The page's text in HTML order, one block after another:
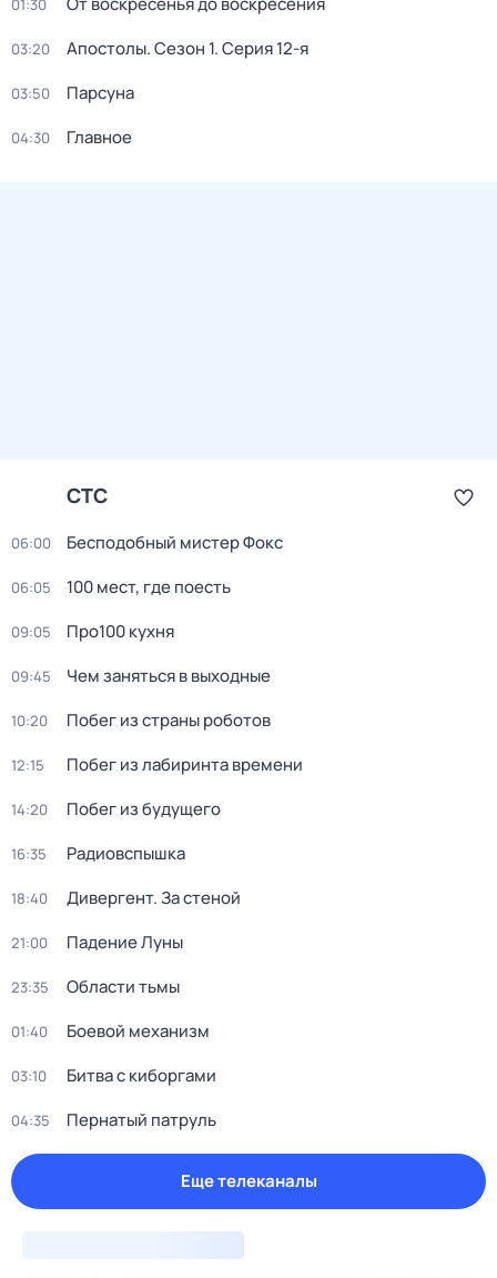
01:30
03:20 Апостолы. Сезон 1. Серия 12-я
03:50 Парсуна
04:30 Главное
СТС
06:00 Бесподобный мистер Фокс
06:05 100 мест, где поесть
09:05 Про100 кухня
09:45 Чем заняться в выходные
10:20 Побег из страны роботов
12:15 Пoбег из лабиринтa времени
14:20 Побег из будущего
16:35 Радиовспышка
18:40 Дивергент. За стеной
21:00 Падение Луны
23:35 Области тьмы
01:40 Боевой механизм
03:10 Битва с киборгами
04:35 Пернатый патруль
Еще телеканалы